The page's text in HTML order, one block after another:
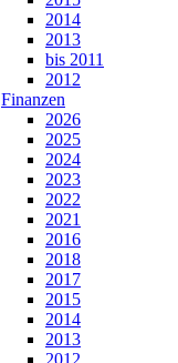
2014
2013
bis 2011
2012
Finanzen
2026
2025
2024
2023
2022
2021
2016
2018
2017
2015
2014
2013
2012